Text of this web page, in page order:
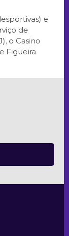
e
de
o Casino
Figueira